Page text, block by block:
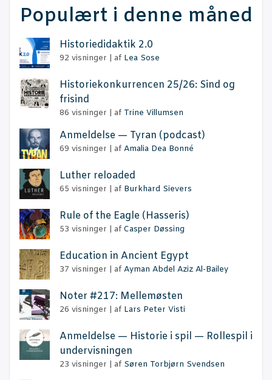
Populært i denne måned
Histo­ri­e­di­dak­tik 2.0
92 visninger af Lea Sose
Histo­rie­kon­kur­ren­cen 25/26: Sind og
frisind
86 visninger af Trine Villumsen
Anmel­del­se — Tyran (podcast)
69 visninger af Amalia Dea Bonné
Lut­her reloaded
65 visninger af Burkhard Sievers
Rule of the Eag­le (Has­se­ris)
53 visninger af Casper Døssing
Educa­tion in Anci­ent Egypt
37 visninger af Ayman Abdel Aziz Al-Bailey
Noter #217: Mellemøsten
26 visninger af Lars Peter Visti
Anmel­del­se — Histo­rie i spil — Rol­le­spil i
undervisningen
23 visninger af Søren Torbjørn Svendsen